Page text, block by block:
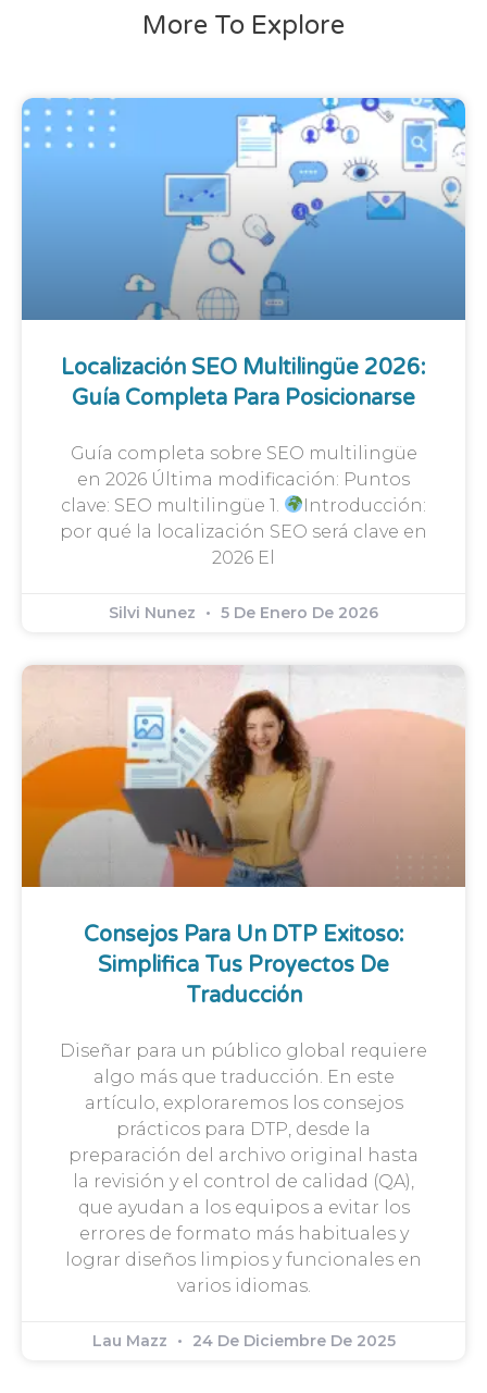
More To Explore
Localización SEO Multilingüe 2026:
Guía Completa Para Posicionarse
Guía completa sobre SEO multilingüe
en 2026 Última modificación: Puntos
clave: SEO multilingüe 1.
Introducción:
por qué la localización SEO será clave en
2026 El
Silvi Nunez 5 De Enero De 2026
Consejos Para Un DTP Exitoso:
Simplifica Tus Proyectos De
Traducción
Diseñar para un público global requiere
algo más que traducción. En este
artículo, exploraremos los consejos
prácticos para DTP, desde la
preparación del archivo original hasta
la revisión y el control de calidad (QA),
que ayudan a los equipos a evitar los
errores de formato más habituales y
lograr diseños limpios y funcionales en
varios idiomas.
Lau Mazz 24 De Diciembre De 2025